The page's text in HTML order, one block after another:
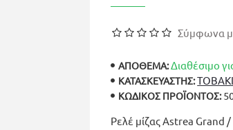
Ρελέ μίζας Astrea Grand /
ΑΠΟΘΕΜΑ:Διαθέσιμο
ΚΑΤΑΣΚΕΥΑΣΤΉΣ:TOBAKI
ΚΩΔΙΚΌΣ ΠΡΟΪΌΝΤΟΣ:
Σύμφωνα